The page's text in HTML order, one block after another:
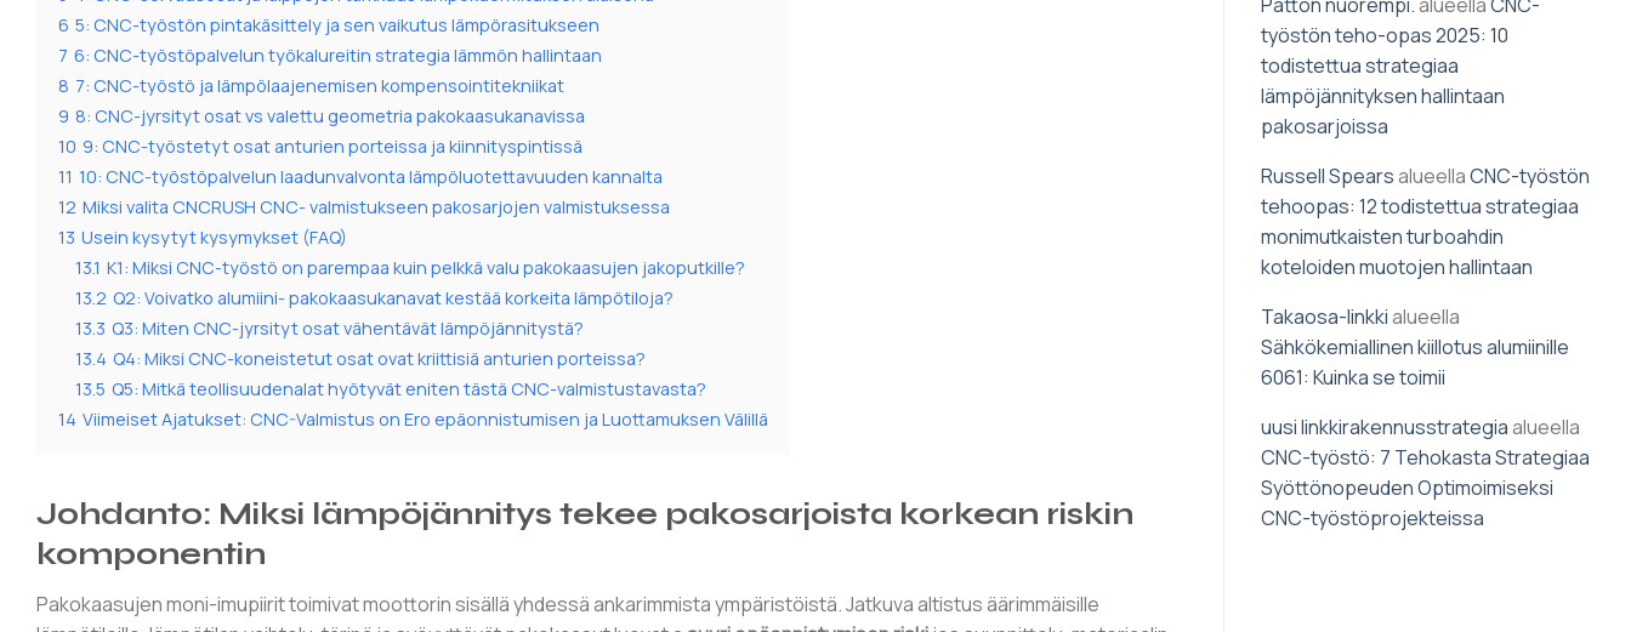
6 5: CNC-työstön pintakäsittely ja sen vaikutus lämpörasitukseen
7 6: CNC-työstöpalvelun työkalureitin strategia lämmön hallintaan
8 7: CNC-työstö ja lämpölaajenemisen kompensointitekniikat
9 8: CNC-jyrsityt osat vs valettu geometria pakokaasukanavissa
10 9: CNC-työstetyt osat anturien porteissa ja kiinnityspintissä
11 10: CNC-työstöpalvelun laadunvalvonta lämpöluotettavuuden kannalta
12 Miksi valita CNCRUSH CNC- valmistukseen pakosarjojen valmistuksessa
13 Usein kysytyt kysymykset (FAQ)
13.1 K1: Miksi CNC-työstö on parempaa kuin pelkkä valu pakokaasujen jakoputkille?
13.2 Q2: Voivatko alumiini- pakokaasukanavat kestää korkeita lämpötiloja?
13.3 Q3: Miten CNC-jyrsityt osat vähentävät lämpöjännitystä?
13.4 Q4: Miksi CNC-koneistetut osat ovat kriittisiä anturien porteissa?
13.5 Q5: Mitkä teollisuudenalat hyötyvät eniten tästä CNC-valmistustavasta?
14 Viimeiset Ajatukset: CNC-Valmistus on Ero epäonnistumisen ja Luottamuksen Välillä
Johdanto: Miksi lämpöjännitys tekee pakosarjoista korkean riskin
komponentin
Pakokaasujen moni-imupiirit toimivat moottorin sisällä yhdessä ankarimmista ympäristöistä. Jatkuva altistus äärimmäisille
työstön teho-opas 2025: 10
todistettua strategiaa
lämpöjännityksen hallintaan
pakosarjoissa
Russell SpearsalueellaCNC-työstön
tehoopas: 12 todistettua strategiaa
monimutkaisten turboahdin
koteloiden muotojen hallintaan
Takaosa-linkkialueella
Sähkökemiallinen kiillotus alumiinille
6061: Kuinka se toimii
uusi linkkirakennusstrategiaalueella
CNC-työstö: 7 Tehokasta Strategiaa
Syöttönopeuden Optimoimiseksi
CNC-työstöprojekteissa